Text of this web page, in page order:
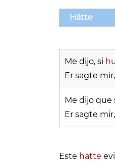
Hätte
Me dijo, si
Er sagte
Me dijo que
Er sagte
Este hätte